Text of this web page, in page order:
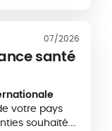
entre le fait
l’expérience
accéder à
07/2026
santé
votre pays
souhaité.